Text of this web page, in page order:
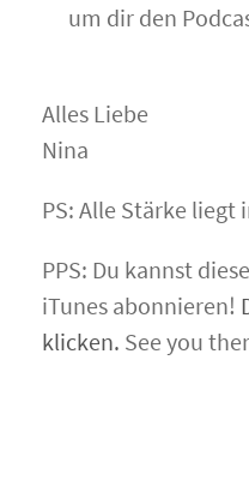
um dir den
Alles Liebe
Nina
PS: Alle Stärke
PPS: Du kannst
iTunes abonnieren!
klicken. See you